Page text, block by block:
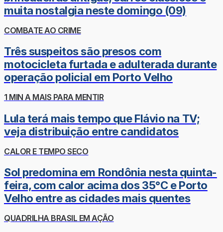
muita nostalgia neste domingo (09)
COMBATE AO CRIME
Três suspeitos são presos com
motocicleta furtada e adulterada durante
operação policial em Porto Velho
1 MIN A MAIS PARA MENTIR
Lula terá mais tempo que Flávio na TV;
veja distribuição entre candidatos
CALOR E TEMPO SECO
Sol predomina em Rondônia nesta quinta-
feira, com calor acima dos 35°C e Porto
Velho entre as cidades mais quentes
QUADRILHA BRASIL EM AÇÃO